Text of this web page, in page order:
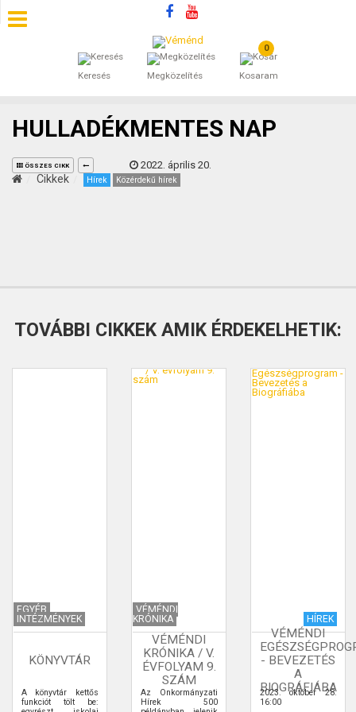
Keresés Megközelítés
0
Kosaram
SZÁLLÁSOK
ÁLTALÁNOS SZERZŐDÉSI FELTÉTELEK
KINCSES BARANYA VÉMÉND
HULLADÉKMENTES NAP
ÖSSZES CIKK 2022. április 20.
Cikkek Hírek Közérdekű hírek
TOVÁBBI CIKKEK AMIK ÉRDEKELHETIK:
EGYÉB
INTÉZMÉNYEK
KÖNYVTÁR
A könyvtár kettős
funkciót tölt be:
VÉMÉNDI
KRÓNIKA
VÉMÉNDI
KRÓNIKA / V.
ÉVFOLYAM 9.
SZÁM
Az Önkormányzati
Hírek 500
HÍREK
VÉMÉNDI
- BEVEZETÉS
A
BIOGRÁFIÁBA
2023. október 28.
16:00